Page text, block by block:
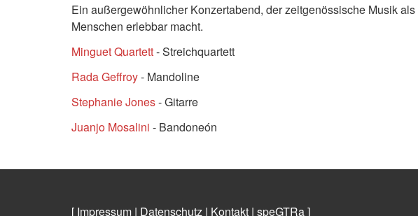
Ein außergewöhnlicher Konzertabend, der zeitgenössische Musik
Menschen erlebbar macht.
Minguet Quartett- Streichquartett
Rada Geffroy- Mandoline
Stephanie Jones- Gitarre
Juanjo Mosalini - Bandoneón
[ Impressum | Datenschutz | Kontakt | speGTRa]